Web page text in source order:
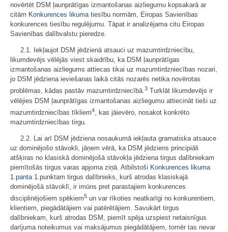
novērtēt DSM ļaunprātīgas izmantošanas aizliegumu kopsakarā ar
citām Konkurences likumatiesību normām, Eiropas Savienības
konkurences tiesību regulējumu. Tāpat ir analizējama citu Eiropas
Savienības dalībvalstu pieredze.
2.1. Iekļaujot DSM jēdzienā atsauci uz mazumtirdzniecību,
likumdevējs vēlējās viest skaidrību, ka DSM ļaunprātīgas
izmantošanas aizliegums attiecas tikai uz mazumtirdzniecības nozari,
jo DSM jēdziena ieviešanas laikā citās nozarēs netika novērotas
problēmas, kādas pastāv mazumtirdzniecībā.3 Turklāt likumdevējs ir
vēlējies DSM ļaunprātīgas izmantošanas aizliegumu attiecināt tieši uz
mazumtirdzniecības tīkliem4
, kas jāievēro, nosakot konkrēto
mazumtirdzniecības tirgu.
2.2. Lai arī DSM jēdziena nosaukumā iekļauta gramatiska atsauce
uz dominējošo stāvokli, jāņem vērā, ka DSM jēdziens principiāli
atšķiras no klasiskā dominējošā stāvokļa jēdziena tirgus dalībniekam
piemītošās tirgus varas apjoma ziņā. Atbilstoši Konkurences likuma
1.panta 1.punktam tirgus dalībnieks, kurš atrodas klasiskajā
dominējošā stāvoklī, ir imūns pret parastajiem konkurences
disciplinējošiem spēkiem5 un var rīkoties neatkarīgi no konkurentiem,
klientiem, piegādātājiem vai patērētājiem. Savukārt tirgus
dalībniekam, kurš atrodas DSM, piemīt spēja uzspiest netaisnīgus
darījuma noteikumus vai maksājumus piegādātājiem, tomēr tas nevar